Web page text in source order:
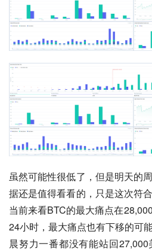
虽然可能性很低了，但是明天的
据还是值得看看的，只是这次符
当前来看BTC的最大痛点在
24小时，最大痛点也有下移的可
晨努力一番都没有能站回